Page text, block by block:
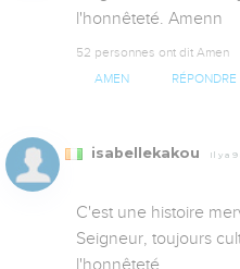
l'honnêteté. Amenn
52 personnes ont dit Amen
AMEN RÉPONDRE
isabellekakou Il y a
C'est une histoire
Seigneur, toujours
l'honnêteté.